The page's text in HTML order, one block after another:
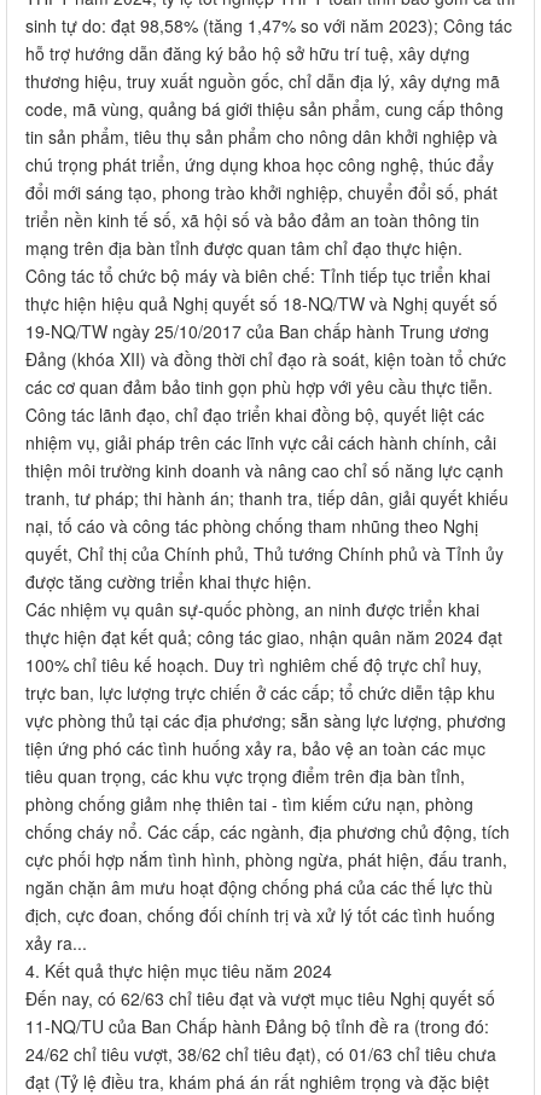
sinh tự do: đạt 98,58% (tăng 1,47% so với năm 2023); Công tác
hỗ trợ hướng dẫn đăng ký bảo hộ sở hữu trí tuệ, xây dựng
thương hiệu, truy xuất nguồn gốc, chỉ dẫn địa lý, xây dựng mã
code, mã vùng, quảng bá giới thiệu sản phẩm, cung cấp thông
tin sản phẩm, tiêu thụ sản phẩm cho nông dân khởi nghiệp và
chú trọng phát triển, ứng dụng khoa học công nghệ, thúc đẩy
đổi mới sáng tạo, phong trào khởi nghiệp, chuyển đổi số, phát
triển nền kinh tế số, xã hội số và bảo đảm an toàn thông tin
mạng trên địa bàn tỉnh được quan tâm chỉ đạo thực hiện.
Công tác tổ chức bộ máy và biên chế: Tỉnh tiếp tục triển khai
thực hiện hiệu quả Nghị quyết số 18-NQ/TW và Nghị quyết số
19-NQ/TW ngày 25/10/2017 của Ban chấp hành Trung ương
Đảng (khóa XII) và đồng thời chỉ đạo rà soát, kiện toàn tổ chức
các cơ quan đảm bảo tinh gọn phù hợp với yêu cầu thực tiễn.
Công tác lãnh đạo, chỉ đạo triển khai đồng bộ, quyết liệt các
nhiệm vụ, giải pháp trên các lĩnh vực cải cách hành chính, cải
thiện môi trường kinh doanh và nâng cao chỉ số năng lực cạnh
tranh, tư pháp; thi hành án; thanh tra, tiếp dân, giải quyết khiếu
nại, tố cáo và công tác phòng chống tham nhũng theo Nghị
quyết, Chỉ thị của Chính phủ, Thủ tướng Chính phủ và Tỉnh ủy
được tăng cường triển khai thực hiện.
Các nhiệm vụ quân sự-quốc phòng, an ninh được triển khai
thực hiện đạt kết quả; công tác giao, nhận quân năm 2024 đạt
100% chỉ tiêu kế hoạch. Duy trì nghiêm chế độ trực chỉ huy,
trực ban, lực lượng trực chiến ở các cấp; tổ chức diễn tập khu
vực phòng thủ tại các địa phương; sẵn sàng lực lượng, phương
tiện ứng phó các tình huống xảy ra, bảo vệ an toàn các mục
tiêu quan trọng, các khu vực trọng điểm trên địa bàn tỉnh,
phòng chống giảm nhẹ thiên tai - tìm kiếm cứu nạn, phòng
chống cháy nổ. Các cấp, các ngành, địa phương chủ động, tích
cực phối hợp nắm tình hình, phòng ngừa, phát hiện, đấu tranh,
ngăn chặn âm mưu hoạt động chống phá của các thế lực thù
địch, cực đoan, chống đối chính trị và xử lý tốt các tình huống
xảy ra...
4. Kết quả thực hiện mục tiêu năm 2024
Đến nay, có 62/63 chỉ tiêu đạt và vượt mục tiêu Nghị quyết số
11-NQ/TU của Ban Chấp hành Đảng bộ tỉnh đề ra (trong đó:
24/62 chỉ tiêu vượt, 38/62 chỉ tiêu đạt), có 01/63 chỉ tiêu chưa
đạt (Tỷ lệ điều tra, khám phá án rất nghiêm trọng và đặc biệt